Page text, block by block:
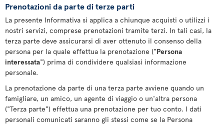
Prenotazioni da parte di terze parti
La presente Informativa si applica a chiunque acquisti o utilizzi i
nostri servizi, comprese prenotazioni tramite terzi. In tali casi, la
terza parte deve assicurarsi di aver ottenuto il consenso della
persona per la quale effettua la prenotazione ("Persona
interessata") prima di condividere qualsiasi informazione
personale.
La prenotazione da parte di una terza parte avviene quando un
famigliare, un amico, un agente di viaggio o un'altra persona
("Terza parte") effettua una prenotazione per tuo conto. I dati
personali comunicati saranno gli stessi come se la Persona